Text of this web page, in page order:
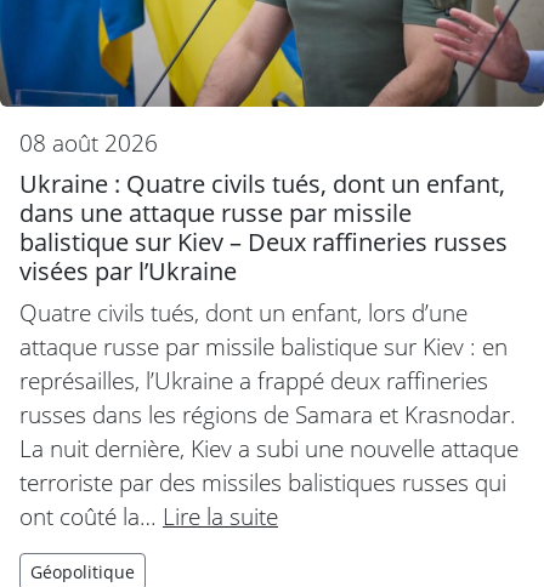
08 août 2026
Ukraine : Quatre civils tués, dont un enfant,
dans une attaque russe par missile
balistique sur Kiev – Deux raffineries russes
visées par l’Ukraine
Quatre civils tués, dont un enfant, lors d’une
attaque russe par missile balistique sur Kiev : en
représailles, l’Ukraine a frappé deux raffineries
russes dans les régions de Samara et Krasnodar.
La nuit dernière, Kiev a subi une nouvelle attaque
terroriste par des missiles balistiques russes qui
ont coûté la… Lire la suite
Géopolitique